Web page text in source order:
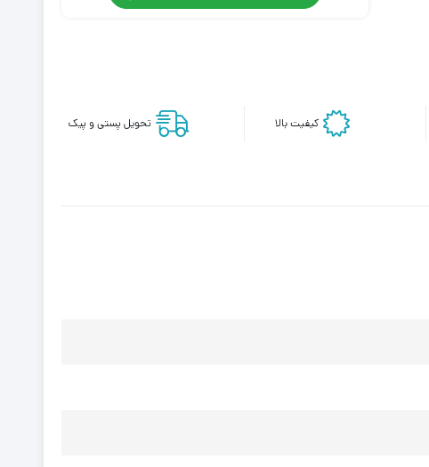
کیفیت بالا تحویل پستی و پیک